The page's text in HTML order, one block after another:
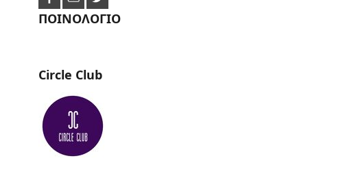
ΠΟΙΝΟΛΟΓΙΟ
Circle Club